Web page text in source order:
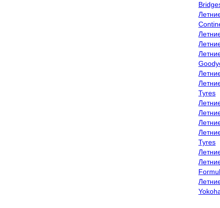
Tyres
Tyres